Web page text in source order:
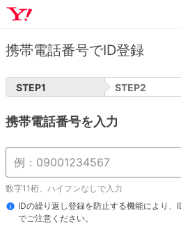
携帯電話番号でID登録
STEP1 STEP2
携帯電話番号を入力
数字11桁、ハイフンなしで入力
IDの繰り返し登録を防止する機能により
でご注意ください。